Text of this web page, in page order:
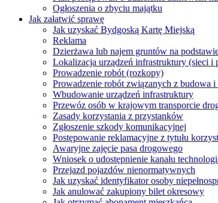
Ogłoszenia o zbyciu majątku
Jak załatwić sprawę
Jak uzyskać Bydgoską Kartę Miejską
Reklama
Dzierżawa lub najem gruntów na
Lokalizacja urządzeń infrastruktury (sieci i
Prowadzenie robót (rozkopy)
Prowadzenie robót związanych z budowa
Wbudowanie urządzeń infrastruktury
Przewóz osób w krajowym transporcie
Zasady korzystania z przystanków
Zgłoszenie szkody komunikacyjnej
Postępowanie reklamacyjne z tytułu
Awaryjne zajęcie pasa drogowego
Wniosek o udostępnienie kanału
Przejazd pojazdów nienormatywnych
Jak uzyskać identyfikator osoby
Jak anulować zakupiony bilet okresowy